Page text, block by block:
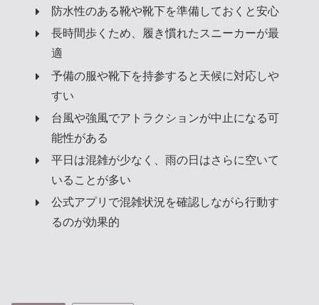
防水性のある靴や靴下を準備しておくと安心
長時間歩くため、履き慣れたスニーカーが最
適
予備の服や靴下を持参すると天候に対応しや
すい
台風や強風でアトラクションが中止になる可
能性がある
平日は混雑が少なく、雨の日はさらに空いて
いることが多い
公式アプリで混雑状況を確認しながら行動す
るのが効果的